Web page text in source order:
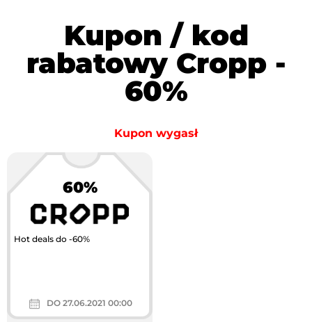
Kupon / kod
rabatowy Cropp -
60%
Kupon wygasł
60%
Hot deals do -60%
DO 27.06.2021 00:00